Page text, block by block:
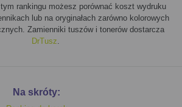
rankingu możesz porównać koszt wydruku
lub na oryginałach zarówno kolorowych
Zamienniki tuszów i tonerów dostarcza
DrTusz.
Na skróty: